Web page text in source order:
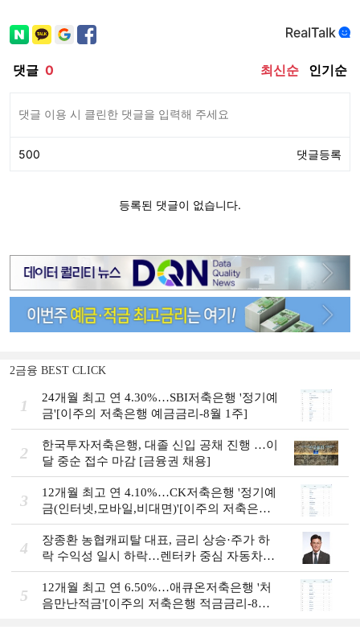
2금융 BEST CLICK
1
24개월 최고 연 4.30%…SBI저축은행 '정기예
금'[이주의 저축은행 예금금리-8월 1주]
2
한국투자저축은행, 대졸 신입 공채 진행 …이
달 중순 접수 마감 [금융권 채용]
3
12개월 최고 연 4.10%…CK저축은행 '정기예
금(인터넷,모바일,비대면)'[이주의 저축은행
예금금리-8월 1주]
4
장종환 농협캐피탈 대표, 금리 상승·주가 하
락 수익성 일시 하락…렌터카 중심 자동차금
융 성장세 [2026 금융사 상반기 실적]
5
12개월 최고 연 6.50%…애큐온저축은행 '처
음만난적금'[이주의 저축은행 적금금리-8월